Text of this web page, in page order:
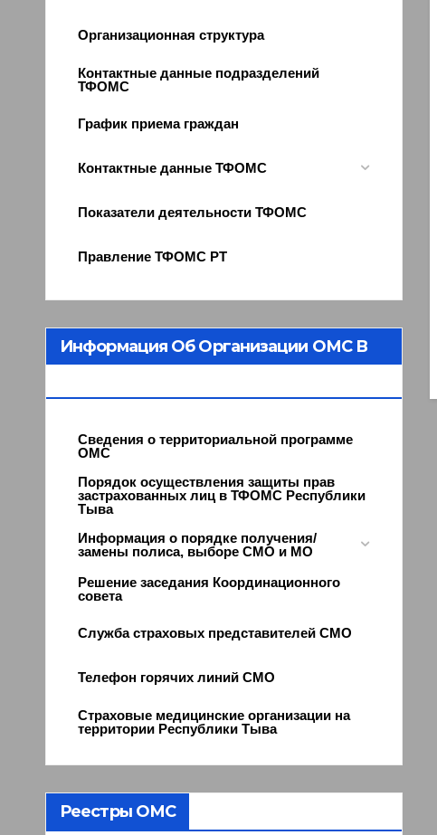
Организационная структура
Контактные данные подразделений
ТФОМС
График приема граждан
Контактные данные ТФОМС
Показатели деятельности ТФОМС
Правление ТФОМС РТ
Информация Об Организации ОМС В
Сведения о территориальной программе
ОМС
Порядок осуществления защиты прав
застрахованных лиц в ТФОМС Республики
Тыва
Информация о порядке получения/
замены полиса, выборе СМО и МО
Решение заседания Координационного
совета
Служба страховых представителей СМО
Телефон горячих линий СМО
Страховые медицинские организации на
территории Республики Тыва
Реестры ОМС